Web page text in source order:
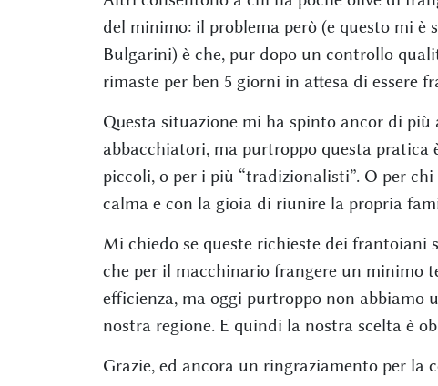
del minimo: il problema però (e questo mi è
Bulgarini) è che, pur dopo un controllo
rimaste per ben 5 giorni in attesa di essere
Questa situazione mi ha spinto ancor di
abbacchiatori, ma purtroppo questa pratica
piccoli, o per i più “tradizionalisti”. O per
calma e con la gioia di riunire la propria
Mi chiedo se queste richieste dei
che per il macchinario frangere un minimo
efficienza, ma oggi purtroppo non
nostra regione. E quindi la nostra scelta è
Grazie, ed ancora un ringraziamento per la